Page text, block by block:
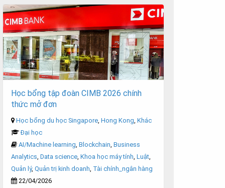
Học bổng tập đoàn CIMB 2026 chính
thức mở đơn
Học bổng du học Singapore, Hong Kong, Khác
Đại học
AI/Machine learning, Blockchain, Business
Analytics, Data science, Khoa học máy tính, Luật,
Quản lý, Quản trị kinh doanh, Tài chính_ngân hàng
22/04/2026